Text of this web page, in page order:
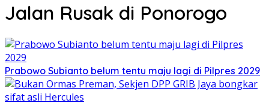
Jalan Rusak di Ponorogo
Prabowo Subianto belum tentu maju lagi di Pilpres 2029